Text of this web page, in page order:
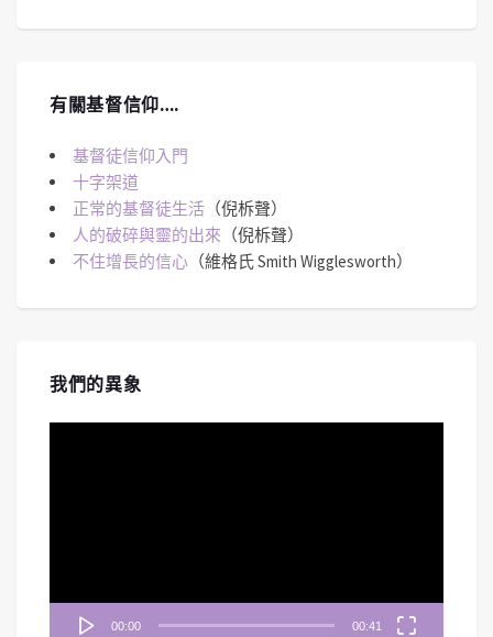
有關基督信仰….
基督徒信仰入門
十字架道
正常的基督徒生活 （倪柝聲）
人的破碎與靈的出來 （倪柝聲）
不住增長的信心 （維格氏 Smith Wigglesworth）
我們的異象
00:00 00:41